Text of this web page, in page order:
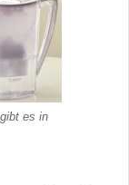
es in